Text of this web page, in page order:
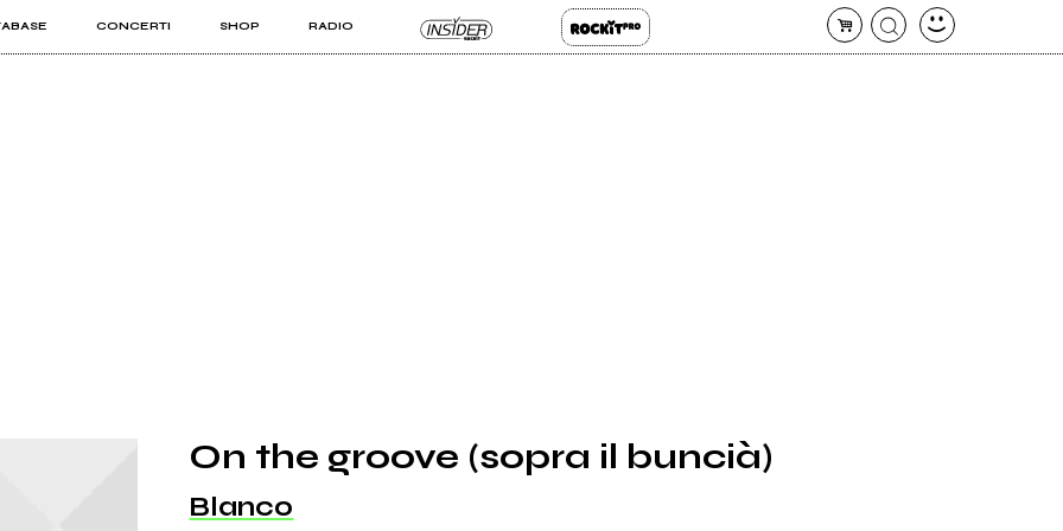
CONCERTI SHOP RADIO
PRO
On the groove (sopra il buncià)
Blanco